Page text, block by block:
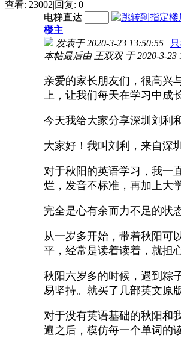
查看: 23002|回复: 0
电梯直达
楼主
发表于 2020-3-23 13:50:55 |
本帖最后由 王双双 于 2020-3-23
亲爱的家长朋友们，很高兴
上，让我们每天在学习中成
今天我给大家分享深圳刘利
大家好！我叫刘利，来自深
对于秋阳的英语学习，我一
烂，发音不标准，再加上大
完全是心有余而力不足的状
从一岁多开始，带着秋阳可
平，经常是读着读着，就担
秋阳六岁多的时候，遇到粽
易坚持。就买了几部英文原
对于没有英语基础的秋阳和
遍之后，模仿每一个单词的